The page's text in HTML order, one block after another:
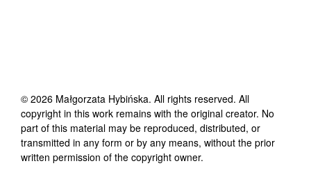
© 2026 Małgorzata Hybińska. All rights reserved. All
copyright in this work remains with the original creator. No
part of this material may be reproduced, distributed, or
transmitted in any form or by any means, without the prior
written permission of the copyright owner.